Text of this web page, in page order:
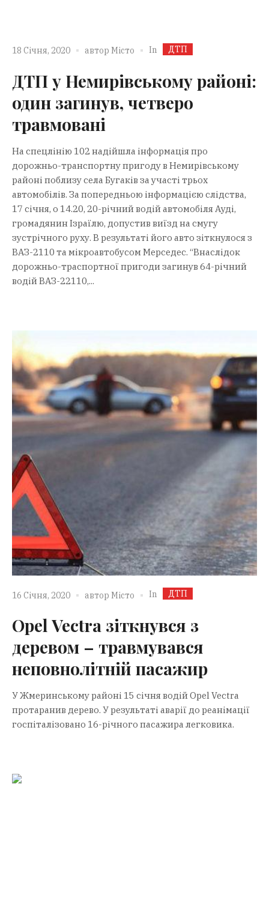
18 Січня, 2020 автор Місто In ДТП
ДТП у Немирівському районі:
один загинув, четверо
травмовані
На спецлінію 102 надійшла інформація про
дорожньо-транспортну пригоду в Немирівському
районі поблизу села Бугаків за участі трьох
автомобілів. За попередньою інформацією слідства,
17 січня, о 14.20, 20-річний водій автомобіля Ауді,
громадянин Ізраїлю, допустив виїзд на смугу
зустрічного руху. В результаті його авто зіткнулося з
ВАЗ-2110 та мікроавтобусом Мерседес. “Внаслідок
дорожньо-траспортної пригоди загинув 64-річний
водій ВАЗ-22110,...
16 Січня, 2020 автор Місто In ДТП
Opel Vectra зіткнувся з
деревом – травмувався
неповнолітній пасажир
У Жмеринському районі 15 січня водій Opel Vectra
протаранив дерево. У результаті аварії до реанімації
госпіталізовано 16-річного пасажира легковика.